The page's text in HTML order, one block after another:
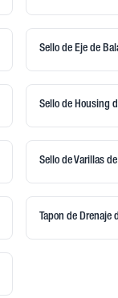
Sello de Eje de
Sello de Housing
Sello de Varillas
Tapon de Drenaje